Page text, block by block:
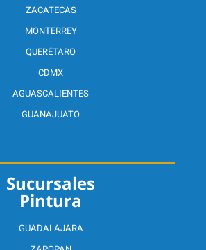
Sucursales
Pintura
GUADALAJARA
ZACATECAS
MONTERREY
QUERÉTARO
CDMX
AGUASCALIENTES
GUANAJUATO